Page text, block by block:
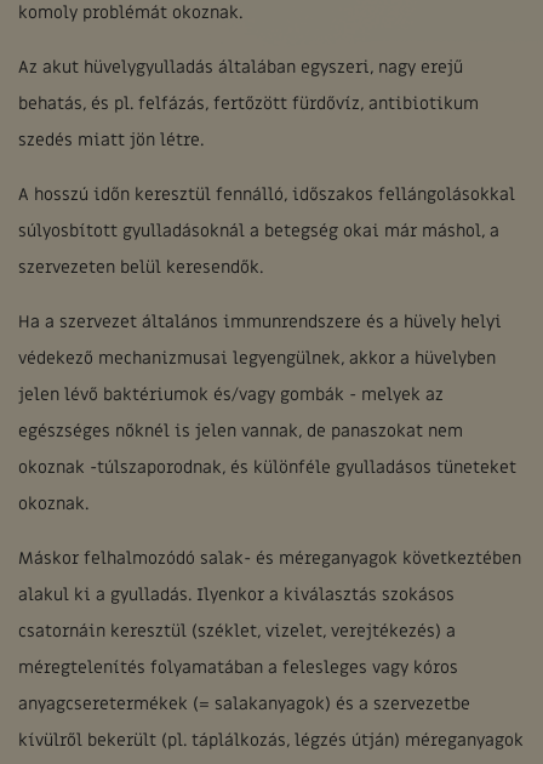
komoly problémát okoznak.
Az akut hüvelygyulladás általában egyszeri, nagy erejű
behatás, és pl. felfázás, fertőzött fürdővíz, antibiotikum
szedés miatt jön létre.
A hosszú időn keresztül fennálló, időszakos fellángolásokkal
súlyosbított gyulladásoknál a betegség okai már máshol, a
szervezeten belül keresendők.
Ha a szervezet általános immunrendszere és a hüvely helyi
védekező mechanizmusai legyengülnek, akkor a hüvelyben
jelen lévő baktériumok és/vagy gombák - melyek az
egészséges nőknél is jelen vannak, de panaszokat nem
okoznak -túlszaporodnak, és különféle gyulladásos tüneteket
okoznak.
Máskor felhalmozódó salak- és méreganyagok következtében
alakul ki a gyulladás. Ilyenkor a kiválasztás szokásos
csatornáin keresztül (széklet, vizelet, verejtékezés) a
méregtelenítés folyamatában a felesleges vagy kóros
anyagcseretermékek (= salakanyagok) és a szervezetbe
kívülről bekerült (pl. táplálkozás, légzés útján) méreganyagok